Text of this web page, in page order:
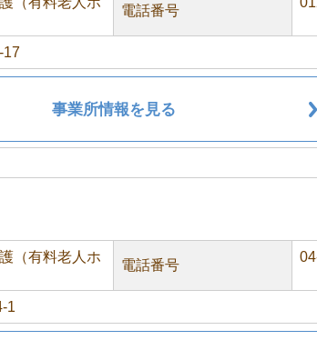
電話番号
17
事業所情報を見る
（有料老人ホ
電話番号
1